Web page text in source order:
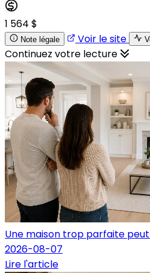
1 564 $
Note légale Voir le site
Continuez votre lecture
Une maison trop parfaite
2026-08-07
Lire l'article